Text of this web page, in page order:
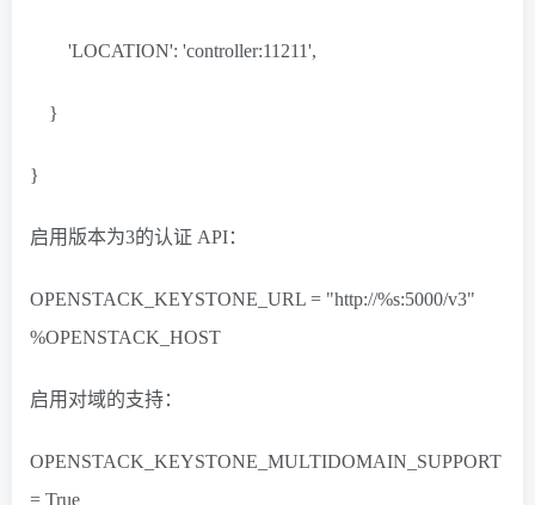
'LOCATION': 'controller:11211',
}
}
启用版本为3的认证 API：
OPENSTACK_KEYSTONE_URL = "http://%s:5000/v3"
%OPENSTACK_HOST
启用对域的支持：
OPENSTACK_KEYSTONE_MULTIDOMAIN_SUPPORT
= True